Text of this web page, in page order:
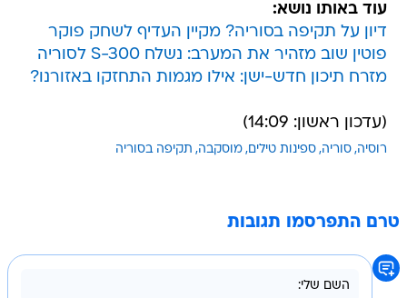
עוד באותו נושא:
דיון על תקיפה בסוריה? מקיין העדיף לשחק פוקר
פוטין שוב מזהיר את המערב: נשלח S-300 לסוריה
מזרח תיכון חדש-ישן: אילו מגמות התחזקו באזורנו?
(עדכון ראשון: 14:09)
רוסיה סוריה ספינות טילים מוסקבה תקיפה בסוריה
טרם התפרסמו תגובות